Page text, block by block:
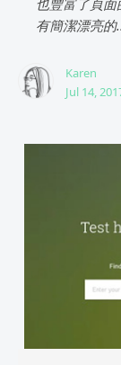
也豐富了頁面
有簡潔漂亮的
Karen
Jul 14,